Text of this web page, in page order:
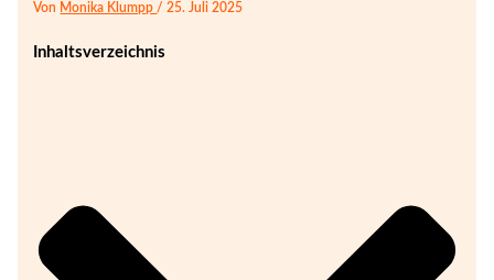
Von Monika Klumpp /25. Juli 2025
Inhaltsverzeichnis